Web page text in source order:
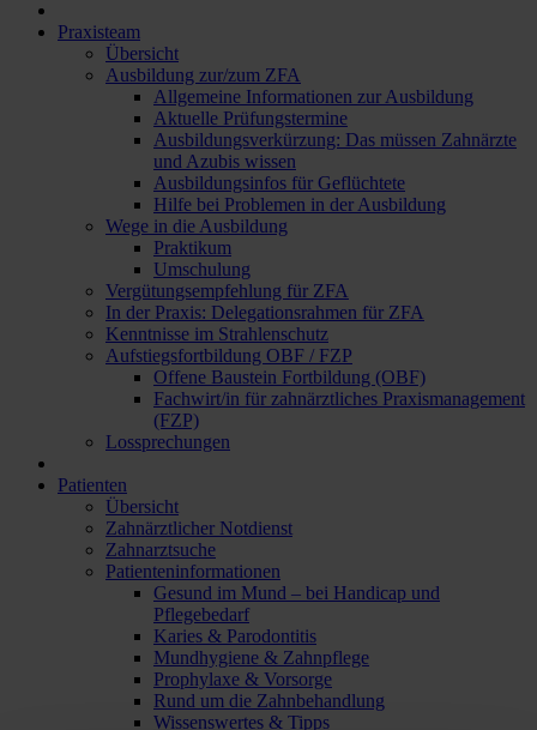
Praxisteam
Übersicht
Ausbildung zur/zum ZFA
Allgemeine Informationen zur Ausbildung
Aktuelle Prüfungstermine
Ausbildungsverkürzung: Das müssen Zahnärzte
und Azubis wissen
Ausbildungsinfos für Geflüchtete
Hilfe bei Problemen in der Ausbildung
Wege in die Ausbildung
Praktikum
Umschulung
Vergütungsempfehlung für ZFA
In der Praxis: Delegationsrahmen für ZFA
Kenntnisse im Strahlenschutz
Aufstiegsfortbildung OBF / FZP
Offene Baustein Fortbildung (OBF)
Fachwirt/in für zahnärztliches Praxismanagement
(FZP)
Lossprechungen
Patienten
Übersicht
Zahnärztlicher Notdienst
Zahnarztsuche
Patienteninformationen
Gesund im Mund – bei Handicap und
Pflegebedarf
Karies & Parodontitis
Mundhygiene & Zahnpflege
Prophylaxe & Vorsorge
Rund um die Zahnbehandlung
Wissenswertes & Tipps